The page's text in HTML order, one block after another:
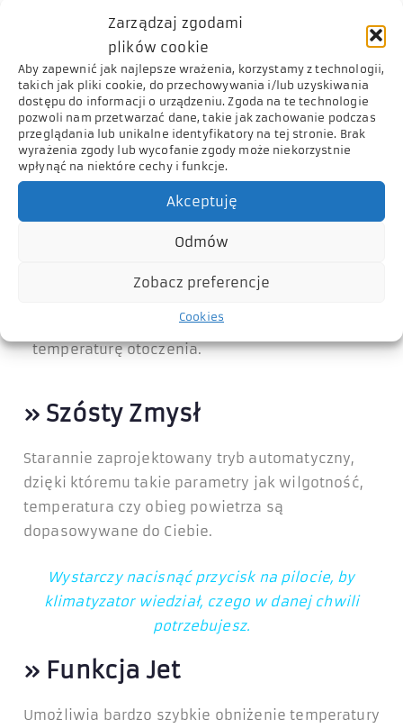
Zarządzaj zgodami
plików cookie
Aby zapewnić jak najlepsze wrażenia, korzystamy z technologii,
takich jak pliki cookie, do przechowywania i/lub uzyskiwania
dostępu do informacji o urządzeniu. Zgoda na te technologie
pozwoli nam przetwarzać dane, takie jak zachowanie podczas
przeglądania lub unikalne identyfikatory na tej stronie. Brak
wyrażenia zgody lub wycofanie zgody może niekorzystnie
wpłynąć na niektóre cechy i funkcje.
Akceptuję
Odmów
Zobacz preferencje
Cookies
Technologie w
klimatyzatorach
Whirlpool
Czujnik wbudowany w pilota wykrywa nie
tylko temperaturę, w której znajduje się
pilot, co pomaga uzyskać jednolitą
temperaturę otoczenia.
» Szósty Zmysł
Starannie zaprojektowany tryb automatyczny,
dzięki któremu takie parametry jak wilgotność,
temperatura czy obieg powietrza są
dopasowywane do Ciebie.
Wystarczy nacisnąć przycisk na pilocie, by
klimatyzator wiedział, czego w danej chwili
potrzebujesz.
» Funkcja Jet
Umożliwia bardzo szybkie obniżenie temperatury